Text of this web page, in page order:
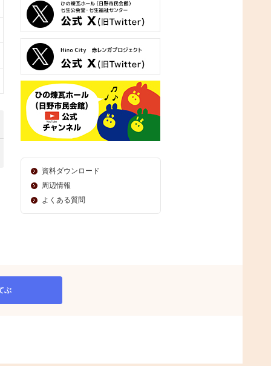
資料ダウンロード
周辺情報
よくある質問
ぶ